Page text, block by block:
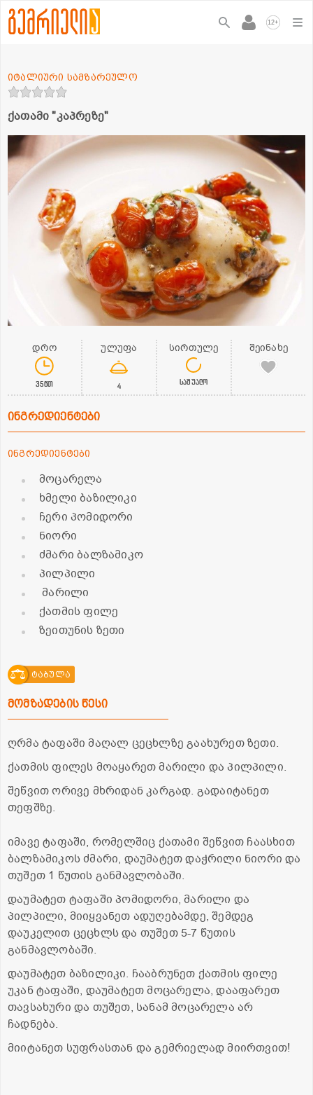
12+
ქათამი "კაპრეზე"
იტალიური სამზარეულო
დრო
35წთ
ულუფა
4
სირთულე
საშუალო
შეინახე
ინგრედიენტები
ინგრედიენტები
მოცარელა
ხმელი ბაზილიკი
ჩერი პომიდორი
ნიორი
ძმარი ბალზამიკო
პილპილი
მარილი
ქათმის ფილე
ზეითუნის ზეთი
ტაბულა
მომზადების წესი
ღრმა ტაფაში მაღალ ცეცხლზე გაახურეთ ზეთი.
ქათმის ფილეს მოაყარეთ მარილი და პილპილი.
შეწვით ორივე მხრიდან კარგად. გადაიტანეთ
თეფშზე.
იმავე ტაფაში, რომელშიც ქათამი შეწვით ჩაასხით
ბალზამიკოს ძმარი, დაუმატეთ დაჭრილი ნიორი და
თუშეთ 1 წუთის განმავლობაში.
დაუმატეთ ტაფაში პომიდორი, მარილი და
პილპილი, მიიყვანეთ ადუღებამდე, შემდეგ
დაუკელით ცეცხლს და თუშეთ 5-7 წუთის
განმავლობაში.
დაუმატეთ ბაზილიკი. ჩააბრუნეთ ქათმის ფილე
უკან ტაფაში, დაუმატეთ მოცარელა, დააფარეთ
თავსახური და თუშეთ, სანამ მოცარელა არ
ჩადნება.
მიიტანეთ სუფრასთან და გემრიელად მიირთვით!